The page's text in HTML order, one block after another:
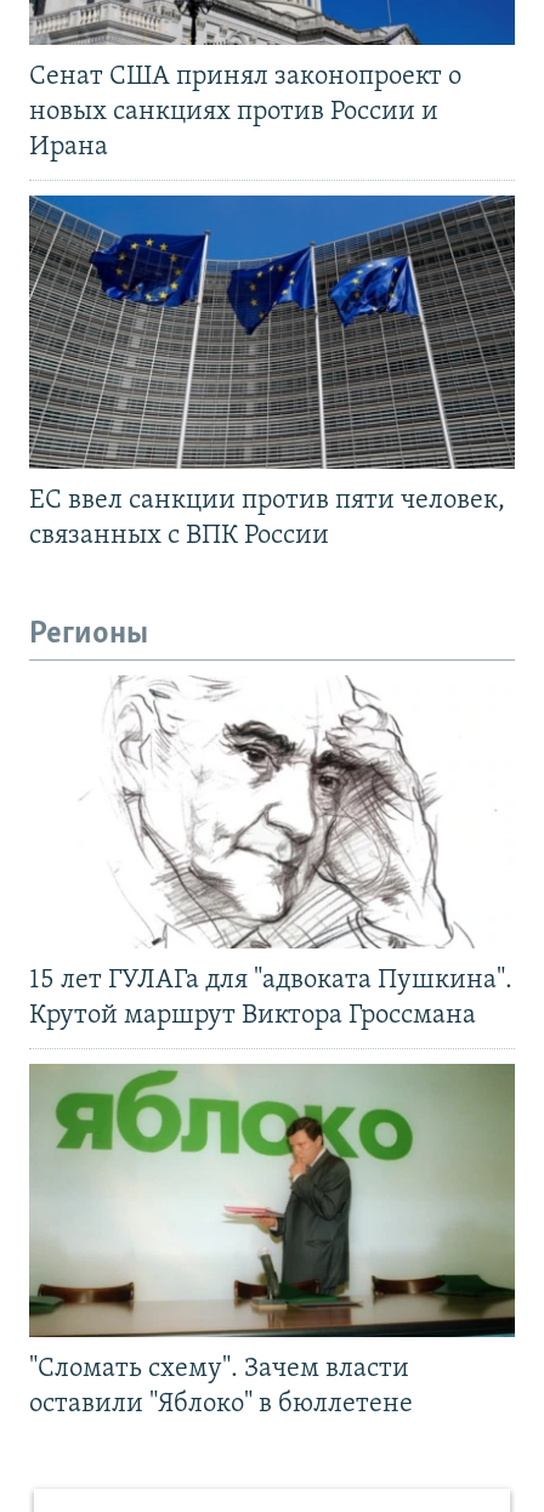
Сенат США принял законопроект о
новых санкциях против России и
Ирана
ЕС ввел санкции против пяти человек,
связанных с ВПК России
Регионы
15 лет ГУЛАГа для "адвоката Пушкина".
Крутой маршрут Виктора Гроссмана
"Сломать схему". Зачем власти
оставили "Яблоко" в бюллетене